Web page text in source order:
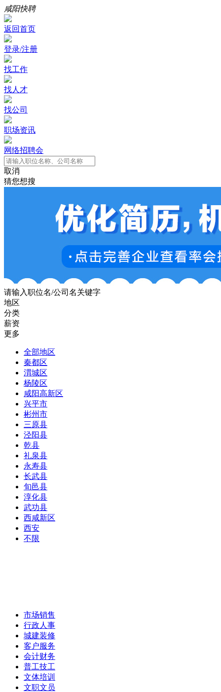
咸阳快聘
返回首页
登录/注册
找工作
找人才
找公司
职场资讯
网络招聘会
取消
猜您想搜
请输入职位名/公司名关键字
地区
分类
薪资
更多
全部地区
秦都区
渭城区
杨陵区
咸阳高新区
兴平市
彬州市
三原县
泾阳县
乾县
礼泉县
永寿县
长武县
旬邑县
淳化县
武功县
西咸新区
西安
不限
市场销售
行政人事
城建装修
客户服务
会计财务
普工技工
文体培训
文职文员